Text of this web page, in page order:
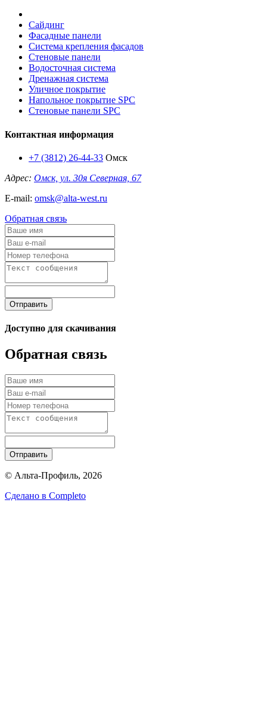
Сайдинг
Фасадные панели
Система крепления фасадов
Стеновые панели
Водосточная система
Дренажная система
Уличное покрытие
Напольное покрытие SPC
Стеновые панели SPC
Контактная информация
+7 (3812) 26-44-33 Омск
Адрес: Омск, ул. 30я Северная, 67
E-mail: omsk@alta-west.ru
Обратная связь
Отправить
Доступно для скачивания
Обратная связь
Отправить
© Альта-Профиль, 2026
Сделано в Completo